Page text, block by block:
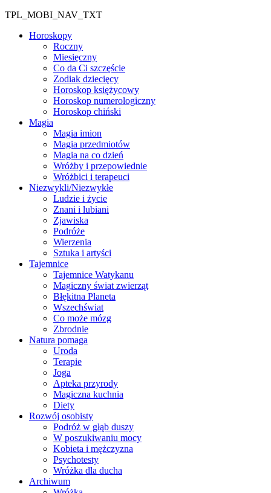
TPL_MOBI_NAV_TXT
Horoskopy
Roczny
Miesięczny
Co da Ci szczęście
Zodiak dziecięcy
Horoskop księżycowy
Horoskop numerologiczny
Horoskop chiński
Magia
Magia imion
Magia przedmiotów
Magia na co dzień
Wróżby i przepowiednie
Wróżbici i terapeuci
Niezwykli/Niezwykłe
Ludzie i życie
Znani i lubiani
Zjawiska
Podróże
Wierzenia
Sztuka i artyści
Tajemnice
Tajemnice Watykanu
Magiczny świat zwierząt
Błękitna Planeta
Wszechświat
Co może mózg
Zbrodnie
Natura pomaga
Uroda
Terapie
Joga
Apteka przyrody
Magiczna kuchnia
Diety
Rozwój osobisty
Podróż w głąb duszy
W poszukiwaniu mocy
Kobieta i mężczyzna
Psychotesty
Wróżka dla ducha
Archiwum